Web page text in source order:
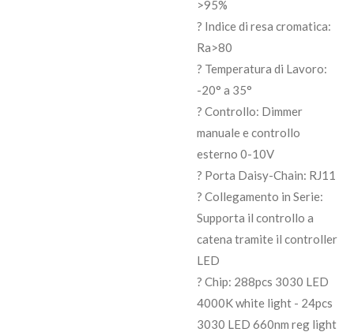
>95%
? Indice di resa cromatica:
Ra>80
? Temperatura di Lavoro:
-20° a 35°
? Controllo: Dimmer
manuale e controllo
esterno 0-10V
? Porta Daisy-Chain: RJ11
? Collegamento in Serie:
Supporta il controllo a
catena tramite il controller
LED
? Chip: 288pcs 3030 LED
4000K white light - 24pcs
3030 LED 660nm reg light